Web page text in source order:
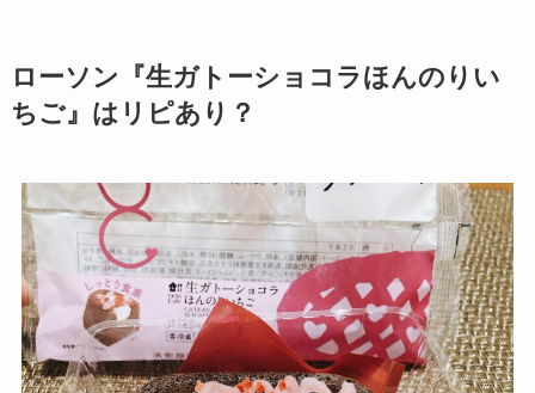
ローソン『生ガトーショコラほんのりい
ちご』はリピあり？